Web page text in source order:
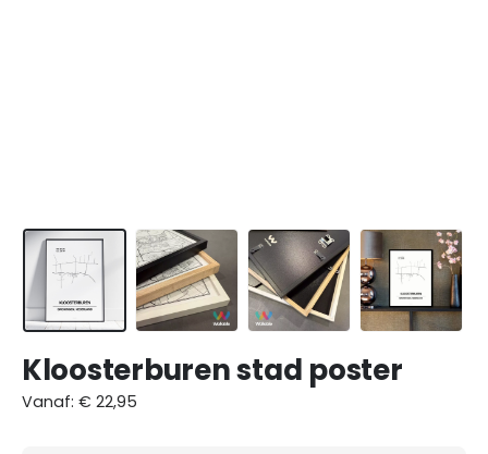
Kloosterburen stad poster
Vanaf: € 22,95